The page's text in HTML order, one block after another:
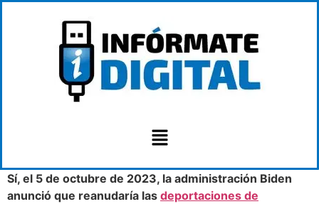
Sí, el 5 de octubre de 2023, la administración Biden
anunció que reanudaría las deportaciones de